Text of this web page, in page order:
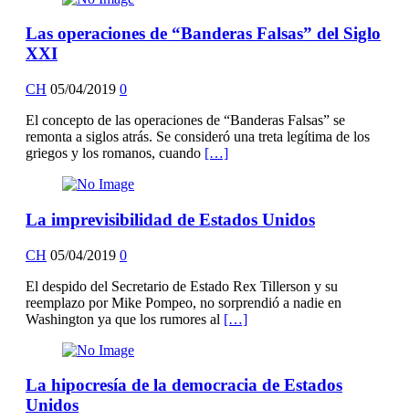
Las operaciones de “Banderas Falsas” del Siglo
XXI
CH 05/04/2019 0
El concepto de las operaciones de “Banderas Falsas” se
remonta a siglos atrás. Se consideró una treta legítima de los
griegos y los romanos, cuando […]
La imprevisibilidad de Estados Unidos
CH 05/04/2019 0
El despido del Secretario de Estado Rex Tillerson y su
reemplazo por Mike Pompeo, no sorprendió a nadie en
Washington ya que los rumores al […]
La hipocresía de la democracia de Estados
Unidos